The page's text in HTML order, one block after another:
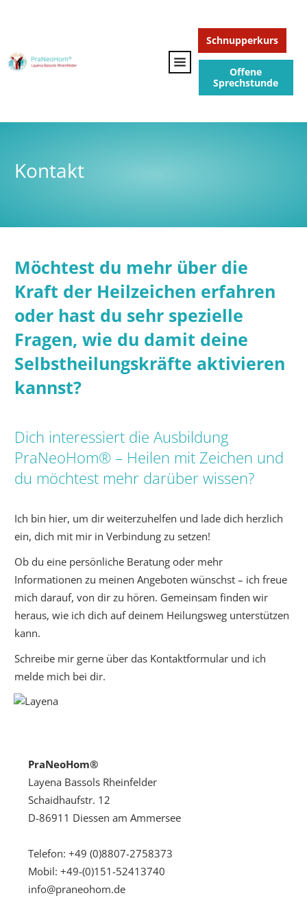
Schnupperkurs
Offene
Sprechstunde
Kontakt
Möchtest du mehr über die
Kraft der Heilzeichen erfahren
oder hast du sehr spezielle
Fragen, wie du damit deine
Selbstheilungskräfte aktivieren
kannst?
Dich interessiert die Ausbildung
PraNeoHom® – Heilen mit Zeichen und
du möchtest mehr darüber wissen?
Ich bin hier, um dir weiterzuhelfen und lade dich herzlich
ein, dich mit mir in Verbindung zu setzen!
Ob du eine persönliche Beratung oder mehr
Informationen zu meinen Angeboten wünschst – ich freue
mich darauf, von dir zu hören. Gemeinsam finden wir
heraus, wie ich dich auf deinem Heilungsweg unterstützen
kann.
Schreibe mir gerne über das Kontaktformular und ich
melde mich bei dir.
PraNeoHom®
Layena Bassols Rheinfelder
Schaidhaufstr. 12
D-86911 Diessen am Ammersee
Telefon: +49 (0)8807-2758373
Mobil: +49-(0)151-52413740
info@praneohom.de